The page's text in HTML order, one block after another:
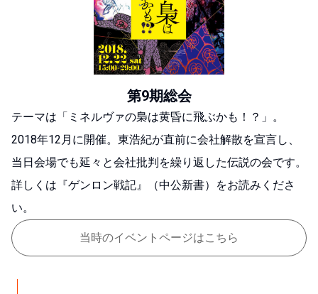
第9期総会
テーマは「ミネルヴァの梟は黄昏に飛ぶかも！？」。
2018年12月に開催。 東浩紀が直前に会社解散を宣言し、
当日会場でも延々と会社批判を繰り返した伝説の会です。
詳しくは『ゲンロン戦記』（中公新書）をお読みくださ
い。
当時のイベントページはこちら